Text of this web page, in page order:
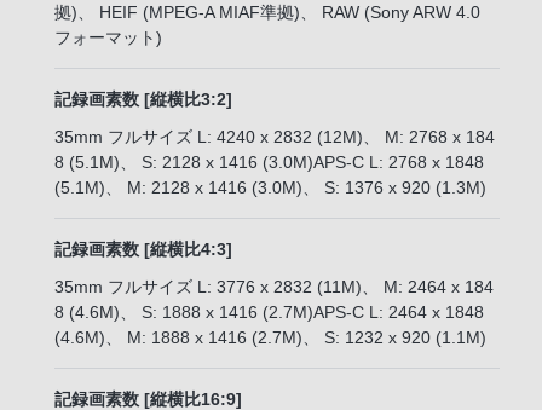
拠)、 HEIF (MPEG-A MIAF準拠)、 RAW (Sony ARW 4.0
フォーマット)
記録画素数 [縦横比3:2]
35mm フルサイズ L: 4240 x 2832 (12M)、 M: 2768 x 184
8 (5.1M)、 S: 2128 x 1416 (3.0M)APS-C L: 2768 x 1848
(5.1M)、 M: 2128 x 1416 (3.0M)、 S: 1376 x 920 (1.3M)
記録画素数 [縦横比4:3]
35mm フルサイズ L: 3776 x 2832 (11M)、 M: 2464 x 184
8 (4.6M)、 S: 1888 x 1416 (2.7M)APS-C L: 2464 x 1848
(4.6M)、 M: 1888 x 1416 (2.7M)、 S: 1232 x 920 (1.1M)
記録画素数 [縦横比16:9]